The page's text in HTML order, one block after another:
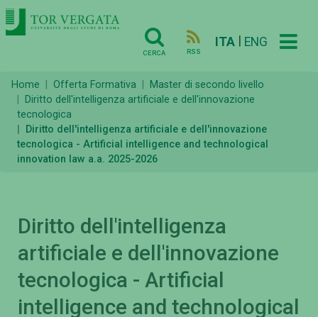
CERCA RSS
ITA ENG
Home Offerta Formativa
Master di secondo livello
Diritto dell'intelligenza artificiale e dell'innovazione
tecnologica
Diritto dell'intelligenza artificiale e dell'innovazione
tecnologica - Artificial intelligence and technological
innovation law a.a. 2025-2026
Diritto dell'intelligenza
artificiale e dell'innovazione
tecnologica - Artificial
intelligence and technological